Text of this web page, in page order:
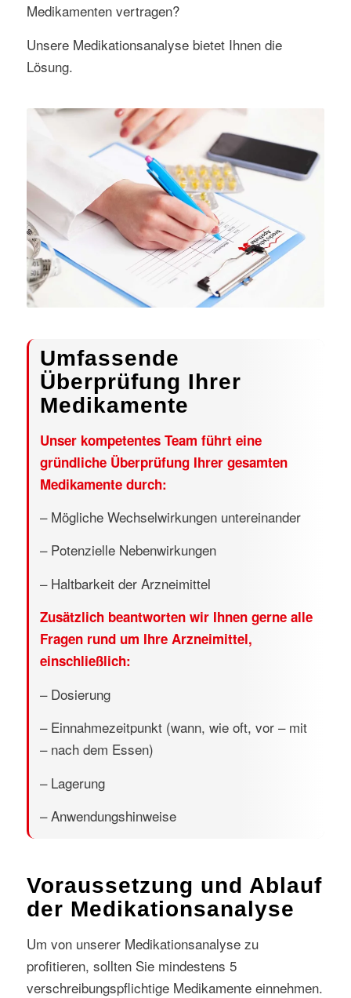
Medikamenten vertragen?
Unsere Medikationsanalyse bietet Ihnen die
Lösung.
Umfassende
Überprüfung Ihrer
Medikamente
Unser kompetentes Team führt eine
gründliche Überprüfung Ihrer gesamten
Medikamente durch:
– Mögliche Wechselwirkungen untereinander
– Potenzielle Nebenwirkungen
– Haltbarkeit der Arzneimittel
Zusätzlich beantworten wir Ihnen gerne alle
Fragen rund um Ihre Arzneimittel,
einschließlich:
– Dosierung
– Einnahmezeitpunkt (wann, wie oft, vor – mit
– nach dem Essen)
– Lagerung
– Anwendungshinweise
Voraussetzung und Ablauf
der Medikationsanalyse
Um von unserer Medikationsanalyse zu
profitieren, sollten Sie mindestens 5
verschreibungspflichtige Medikamente einnehmen.